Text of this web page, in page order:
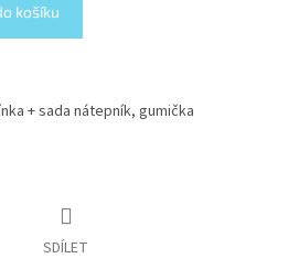
košíku
+ sada nátepník, gumička
SDÍLET